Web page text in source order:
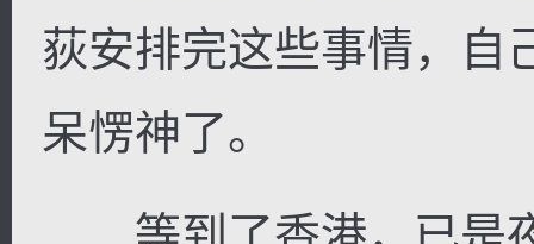
荻安排完这些事情，自
呆愣神了。